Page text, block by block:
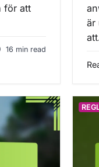
för att
16 min read
är